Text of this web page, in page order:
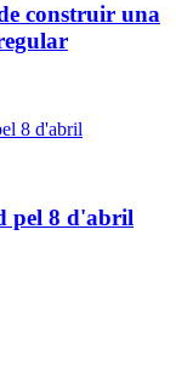
construir una
pel 8 d'abril